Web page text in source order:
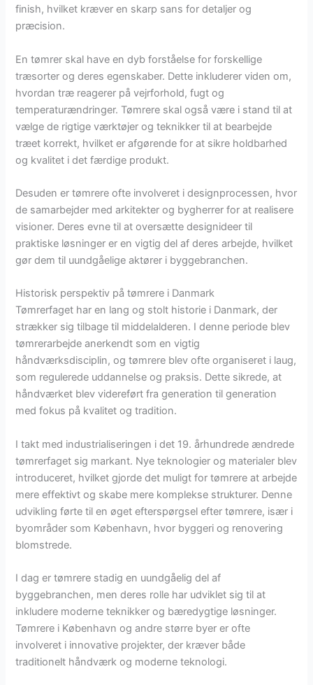
finish, hvilket kræver en skarp sans for detaljer og
præcision.
En tømrer skal have en dyb forståelse for forskellige
træsorter og deres egenskaber. Dette inkluderer viden om,
hvordan træ reagerer på vejrforhold, fugt og
temperaturændringer. Tømrere skal også være i stand til at
vælge de rigtige værktøjer og teknikker til at bearbejde
træet korrekt, hvilket er afgørende for at sikre holdbarhed
og kvalitet i det færdige produkt.
Desuden er tømrere ofte involveret i designprocessen, hvor
de samarbejder med arkitekter og bygherrer for at realisere
visioner. Deres evne til at oversætte designideer til
praktiske løsninger er en vigtig del af deres arbejde, hvilket
gør dem til uundgåelige aktører i byggebranchen.
Historisk perspektiv på tømrere i Danmark
Tømrerfaget har en lang og stolt historie i Danmark, der
strækker sig tilbage til middelalderen. I denne periode blev
tømrerarbejde anerkendt som en vigtig
håndværksdisciplin, og tømrere blev ofte organiseret i laug,
som regulerede uddannelse og praksis. Dette sikrede, at
håndværket blev videreført fra generation til generation
med fokus på kvalitet og tradition.
I takt med industrialiseringen i det 19. århundrede ændrede
tømrerfaget sig markant. Nye teknologier og materialer blev
introduceret, hvilket gjorde det muligt for tømrere at arbejde
mere effektivt og skabe mere komplekse strukturer. Denne
udvikling førte til en øget efterspørgsel efter tømrere, især i
byområder som København, hvor byggeri og renovering
blomstrede.
I dag er tømrere stadig en uundgåelig del af
byggebranchen, men deres rolle har udviklet sig til at
inkludere moderne teknikker og bæredygtige løsninger.
Tømrere i København og andre større byer er ofte
involveret i innovative projekter, der kræver både
traditionelt håndværk og moderne teknologi.